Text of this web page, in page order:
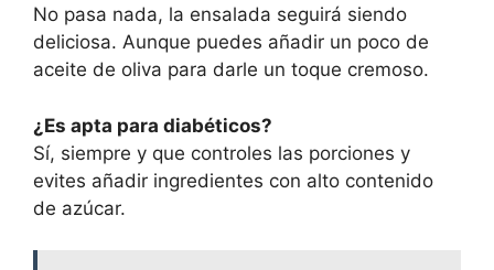
No pasa nada, la ensalada seguirá siendo
deliciosa. Aunque puedes añadir un poco de
aceite de oliva para darle un toque cremoso.
¿Es apta para diabéticos?
Sí, siempre y que controles las porciones y
evites añadir ingredientes con alto contenido
de azúcar.